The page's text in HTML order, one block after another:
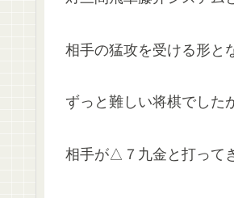
相手の猛攻を受ける形と
ずっと難しい将棋でした
相手が△７九金と打って